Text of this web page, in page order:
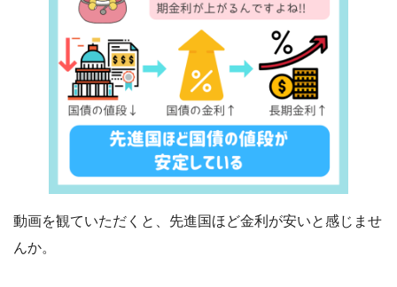
動画を観ていただくと、先進国ほど金利が安いと感じませ
んか。